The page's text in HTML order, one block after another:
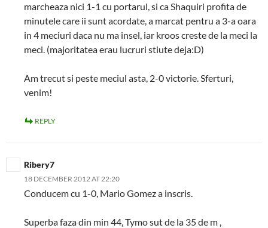
marcheaza nici 1-1 cu portarul, si ca Shaquiri profita de
minutele care ii sunt acordate, a marcat pentru a 3-a oara
in 4 meciuri daca nu ma insel, iar kroos creste de la meci la
meci. (majoritatea erau lucruri stiute deja:D)
Am trecut si peste meciul asta, 2-0 victorie. Sferturi,
venim!
REPLY
Ribery7
18 DECEMBER 2012 AT 22:20
Conducem cu 1-0, Mario Gomez a inscris.
Superba faza din min 44, Tymo sut de la 35 de m ,